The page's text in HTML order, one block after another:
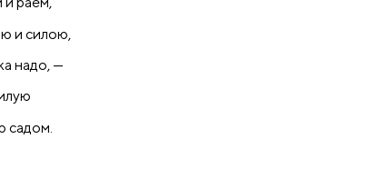
и силою,
надо, —
садом.